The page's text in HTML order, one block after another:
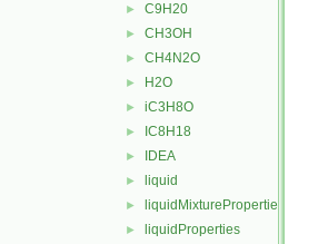
► C9H20
► CH3OH
► CH4N2O
► H2O
► iC3H8O
► IC8H18
► IDEA
► liquid
► liquidMixtureProperties
► liquidProperties